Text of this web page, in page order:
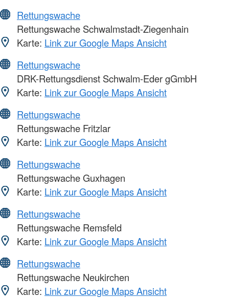
Rettungswache
Rettungswache Schwalmstadt-Ziegenhain
Karte: Link zur Google Maps Ansicht
Rettungswache
DRK-Rettungsdienst Schwalm-Eder gGmbH
Karte: Link zur Google Maps Ansicht
Rettungswache
Rettungswache Fritzlar
Karte: Link zur Google Maps Ansicht
Rettungswache
Rettungswache Guxhagen
Karte: Link zur Google Maps Ansicht
Rettungswache
Rettungswache Remsfeld
Karte: Link zur Google Maps Ansicht
Rettungswache
Rettungswache Neukirchen
Karte: Link zur Google Maps Ansicht